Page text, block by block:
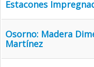
Estacones
Osorno: Madera
Martínez